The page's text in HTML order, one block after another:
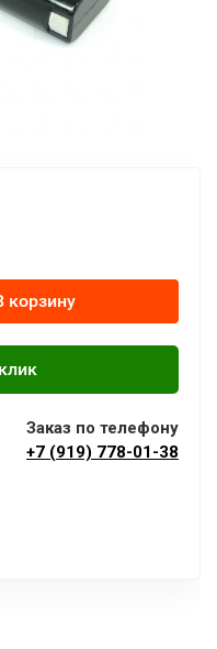
корзину
Заказ по телефону
+7 (919) 778-01-38